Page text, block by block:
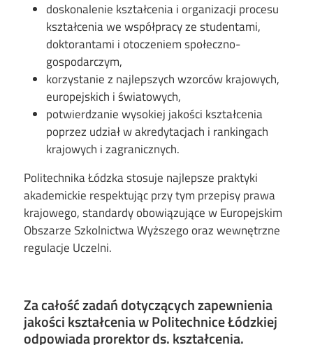
doskonalenie kształcenia i organizacji procesu
kształcenia we współpracy ze studentami,
doktorantami i otoczeniem społeczno-
gospodarczym,
korzystanie z najlepszych wzorców krajowych,
europejskich i światowych,
potwierdzanie wysokiej jakości kształcenia
poprzez udział w akredytacjach i rankingach
krajowych i zagranicznych.
Politechnika Łódzka stosuje najlepsze praktyki
akademickie respektując przy tym przepisy prawa
krajowego, standardy obowiązujące w Europejskim
Obszarze Szkolnictwa Wyższego oraz wewnętrzne
regulacje Uczelni.
Za całość zadań dotyczących zapewnienia
jakości kształcenia w Politechnice Łódzkiej
odpowiada prorektor ds. kształcenia.